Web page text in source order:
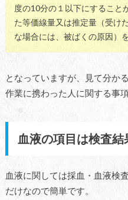
度の10分の１以下にすること
た等価線量又は推定量（受け
な場合には、被ばくの原因）
となっていますが、見て分か
作業に携わった人に関する事
血液の項目は検査結
血液に関しては採血・血液検
だけなので簡単です。